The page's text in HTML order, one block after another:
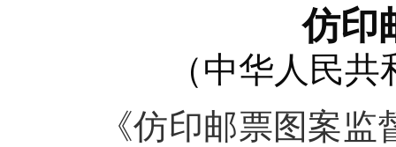
仿印
（中华人民
《仿印邮票图案